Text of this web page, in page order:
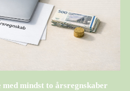
mindst to årsregnskaber